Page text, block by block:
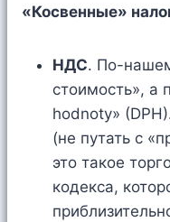
«Косвенные»
НДС. По-
стоимость», а
hodnoty»
(не путать с
это такое
кодекса,